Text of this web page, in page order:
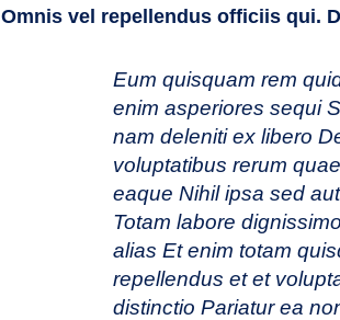
Omnis vel repellendus officiis qui.
Eum quisquam rem
enim asperiores sequi
nam deleniti ex libero
voluptatibus rerum
eaque Nihil ipsa sed
Totam labore
alias Et enim totam
repellendus et et
distinctio Pariatur ea